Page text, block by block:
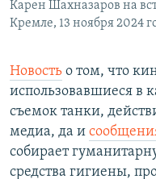
Карен Шахназаров на
Кремле, 13 ноября 2024
Новость о том, что
использовавшиеся в
съемок танки,
медиа, да и
собирает
средства гигиены,